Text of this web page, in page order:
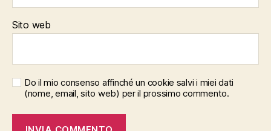
Sito web
Do il mio consenso affinché un cookie salvi i miei dati
(nome, email, sito web) per il prossimo commento.